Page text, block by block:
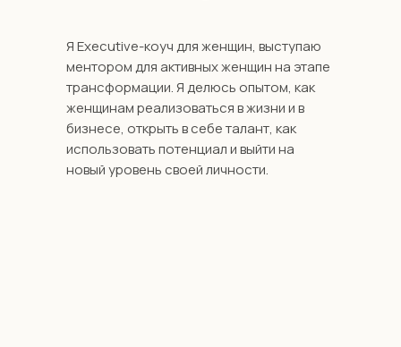
Я Executive-коуч для женщин, выступаю
ментором для активных женщин на этапе
трансформации. Я делюсь опытом, как
женщинам реализоваться в жизни и в
бизнесе, открыть в себе талант, как
использовать потенциал и выйти на
новый уровень своей личности.